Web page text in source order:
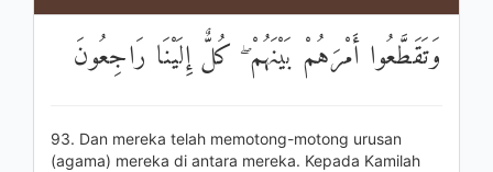
وَتَقَطَّعُوا أَمْرَهُمْ بَيْنَهُمْ ۖ كُلٌّ إِلَيْنَا رَاجِعُونَ
93. Dan mereka telah memotong-motong urusan
(agama) mereka di antara mereka. Kepada Kamilah